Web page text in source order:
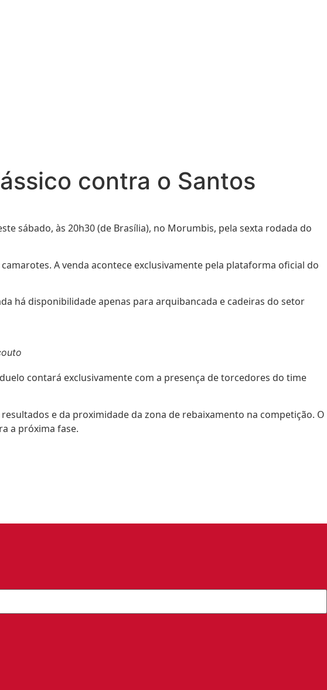
contra o Santos
sábado, às 20h30 (de Brasília), no Morumbis, pela sexta rodada do
A venda acontece exclusivamente pela plataforma oficial do
há disponibilidade apenas para arquibancada e cadeiras do setor
contará exclusivamente com a presença de torcedores do time
e da proximidade da zona de rebaixamento na competição. O
a próxima fase.